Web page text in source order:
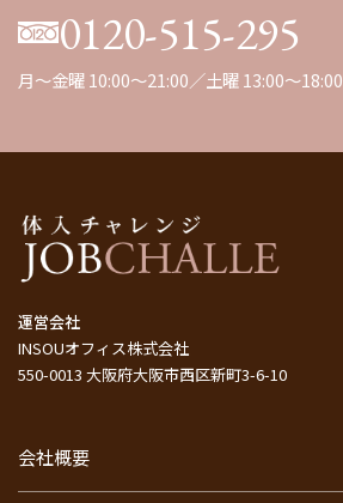
0120-515-295
月～金曜 10:00～21:00／土曜 13:00～18:00
運営会社
INSOUオフィス株式会社
550-0013 大阪府大阪市西区新町3-6-10
会社概要